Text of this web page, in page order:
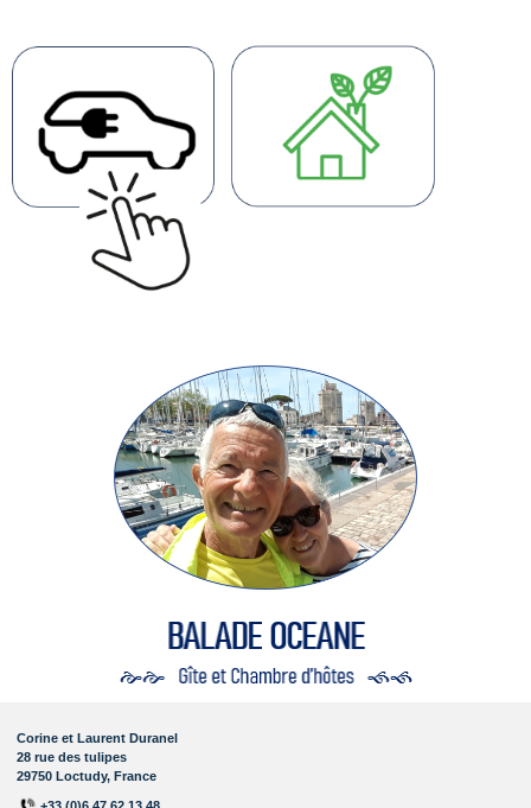
Corine et Laurent Duranel
28 rue des tulipes
29750 Loctudy, France